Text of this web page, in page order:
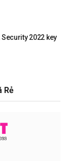
2022 key
Rẻ